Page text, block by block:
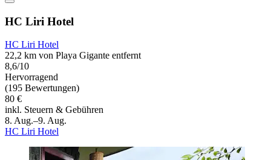
HC Liri Hotel
HC Liri Hotel
22,2 km von Playa Gigante entfernt
8,6/10
Hervorragend
(195 Bewertungen)
80 €
inkl. Steuern & Gebühren
8. Aug.–9. Aug.
HC Liri Hotel